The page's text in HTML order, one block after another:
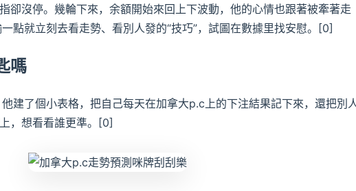
卻沒停。幾輪下來，余額開始來回上下波動，他的心情也跟著被牽著走
就立刻去看走勢、看別人發的“技巧”，試圖在數據里找安慰。[0]
嗎
建了個小表格，把自己每天在加拿大p.c上的下注結果記下來，還把別
，想看看誰更準。[0]